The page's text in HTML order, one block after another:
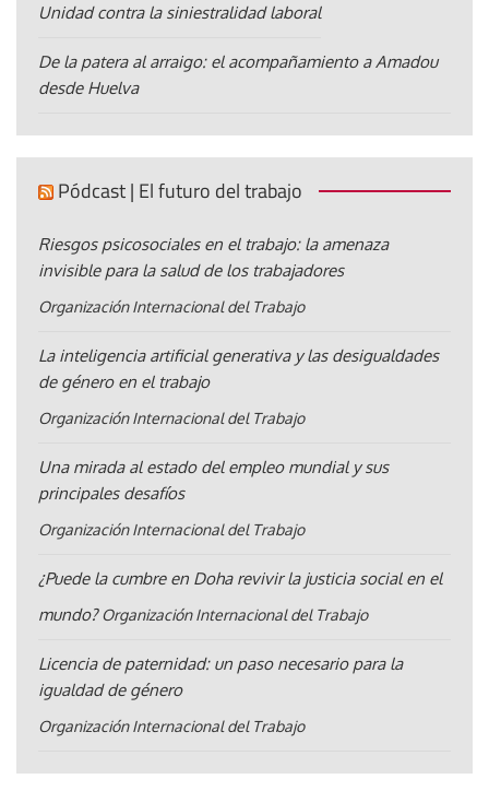
Unidad contra la siniestralidad laboral
De la patera al arraigo: el acompañamiento a Amadou
desde Huelva
Pódcast | El futuro del trabajo
Riesgos psicosociales en el trabajo: la amenaza
invisible para la salud de los trabajadores
Organización Internacional del Trabajo
La inteligencia artificial generativa y las desigualdades
de género en el trabajo
Organización Internacional del Trabajo
Una mirada al estado del empleo mundial y sus
principales desafíos
Organización Internacional del Trabajo
¿Puede la cumbre en Doha revivir la justicia social en el
mundo? Organización Internacional del Trabajo
Licencia de paternidad: un paso necesario para la
igualdad de género
Organización Internacional del Trabajo